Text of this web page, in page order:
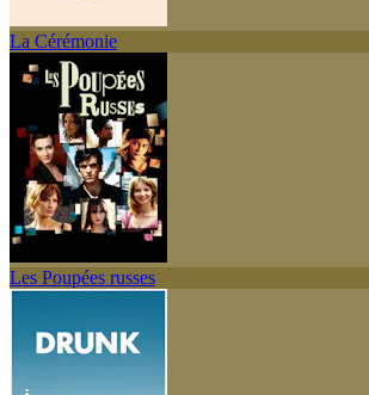
La Cérémonie
Les Poupées russes